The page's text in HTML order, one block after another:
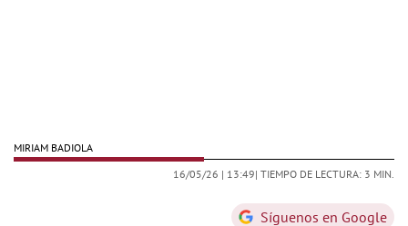
MIRIAM BADIOLA
16/05/26 | 13:49| TIEMPO DE LECTURA: 3 MIN.
Síguenos en Google